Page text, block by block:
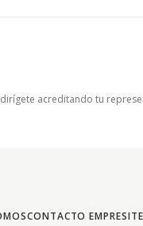
acreditando tu
CONTACTO